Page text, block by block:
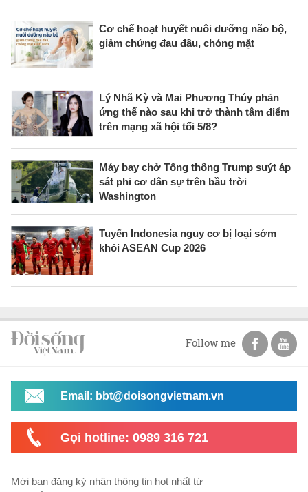
Cơ chế hoạt huyết nuôi dưỡng não bộ,
giảm chứng đau đầu, chóng mặt
Lý Nhã Kỳ và Mai Phương Thúy phản
ứng thế nào sau khi trở thành tâm điểm
trên mạng xã hội tối 5/8?
Máy bay chở Tổng thống Trump suýt áp
sát phi cơ dân sự trên bầu trời
Washington
Tuyển Indonesia nguy cơ bị loại sớm
khỏi ASEAN Cup 2026
Follow me
Email: bbt@doisongvietnam.vn
Gọi hotline: 0989 316 721
Mời bạn đăng ký nhận thông tin hot nhất từ